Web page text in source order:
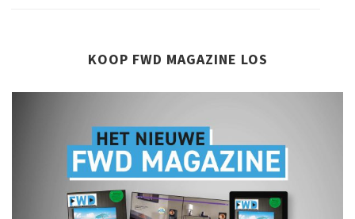
KOOP FWD MAGAZINE LOS